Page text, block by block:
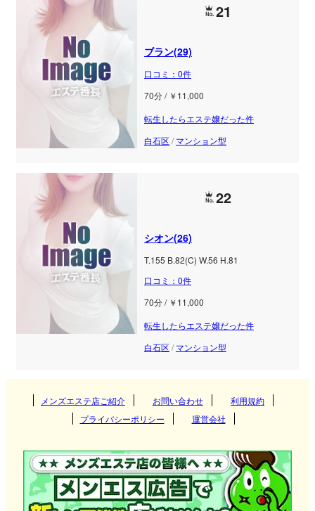
21
ブラン(29)
口コミ：0件
70分 / ￥11,000
転生したらエステ嬢だった件
白石区/マンション型
22
シオン(26)
T.155 B.82(C) W.56 H.81
口コミ：0件
70分 / ￥11,000
転生したらエステ嬢だった件
白石区/マンション型
メンズエステ店ご紹介 お問い合わせ
利用規約
プライバシーポリシー
運営会社